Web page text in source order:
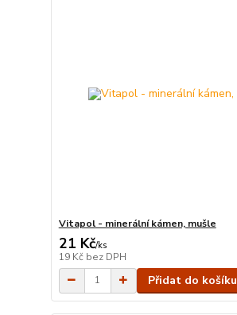
Vitapol - minerální kámen, mušle
21 Kč/ks
19 Kč bez DPH
Přidat do košíku